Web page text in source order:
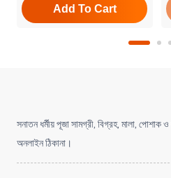
Add To Cart
সনাতন ধর্মীয় পূজা সামগ্রী, বিগ্রহ, মালা, পোশাক ও
অনলাইন ঠিকানা।